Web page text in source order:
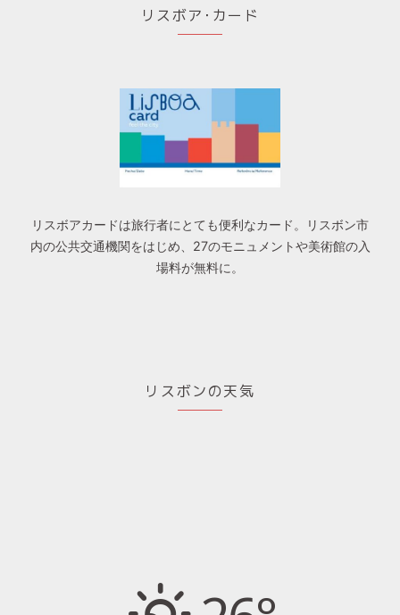
リスボア･カード
リスボアカードは旅行者にとても便利なカード。リスボン市
内の公共交通機関をはじめ、27のモニュメントや美術館の入
場料が無料に。
リスボンの天気